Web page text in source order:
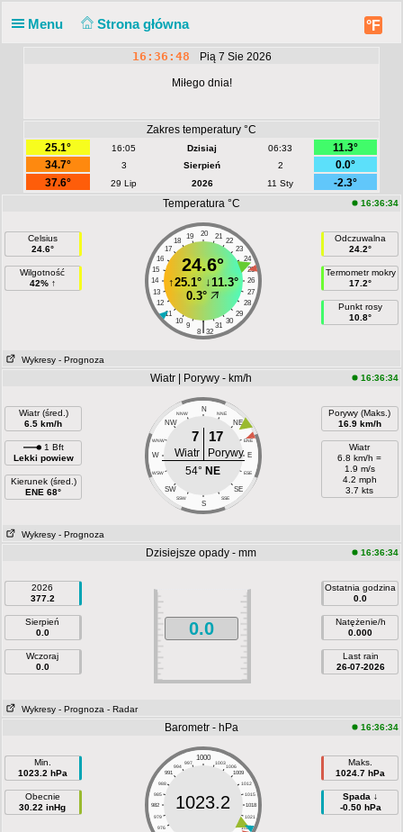
Menu Strona główna °F
16:36:48 Pią 7 Sie 2026
Miłego dnia!
Zakres temperatury °C
25.1°
16:05 Dzisiaj 06:33
11.3°
34.7°
3 Sierpień 2
0.0°
37.6°
29 Lip 2026 11 Sty
-2.3°
Temperatura °C
16:36:34
Celsius
24.6°
Wilgotność
42% ↑
20
19 21
18
22
17
23
16
24
15
25
14
26
13
27
12
28
11
29
10
30
9 31
|
8 32
24.6°
↑25.1°↓11.3°
0.3°
Odczuwalna
24.2°
Termometr mokry
17.2°
Punkt rosy
10.8°
Wykresy - Prognoza
Wiatr | Porywy - km/h 16:36:34
Wiatr (śred.)
6.5 km/h
1 Bft
Lekki powiew
Kierunek (śred.)
ENE 68°
N
NNW NNE
NW NE
WNW ENE
W E
WSW ESE
SW SE
SSW SSE
S
7 17
Wiatr
Porywy
54° NE
Porywy (Maks.)
16.9 km/h
Wiatr
6.8 km/h =
1.9 m/s
4.2 mph
3.7 kts
Wykresy - Prognoza
Dzisiejsze opady - mm 16:36:34
2026
377.2
Sierpień
0.0
Wczoraj
0.0
0.0
Ostatnia godzina
0.0
Natężenie/h
0.000
Last rain
26-07-2026
Wykresy - Prognoza - Radar
Barometr - hPa 16:36:34
Min.
1023.2 hPa
Obecnie
30.22 inHg
1000
997 1003
994
1006
991
1009
988
1012
985
1015
982
1018
979
1021
976
1024
1023.2
Maks.
1024.7 hPa
Spada ↓
-0.50 hPa